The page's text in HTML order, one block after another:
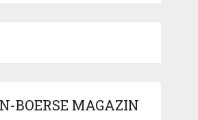
BOERSE MAGAZIN